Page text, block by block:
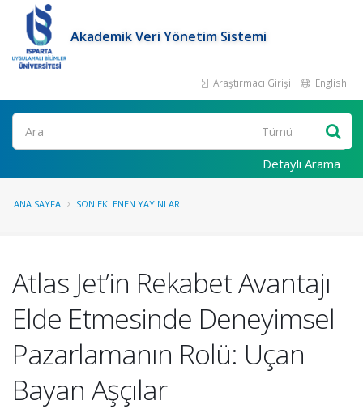
Akademik Veri Yönetim Sistemi
Araştırmacı Girişi English
Ara
Detaylı Arama
ANA SAYFA SON EKLENEN YAYINLAR
Atlas Jet’in Rekabet Avantajı
Elde Etmesinde Deneyimsel
Pazarlamanın Rolü: Uçan
Bayan Aşçılar